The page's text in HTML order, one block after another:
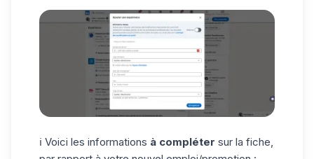
ℹ️ Voici les informations à compléter sur la fiche,